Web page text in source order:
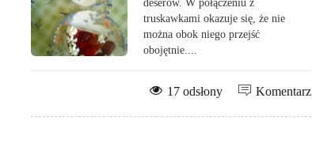
deserów. W połączeniu z
truskawkami okazuje się, że nie
można obok niego przejść
obojętnie....
Komentarz
17 odsłony